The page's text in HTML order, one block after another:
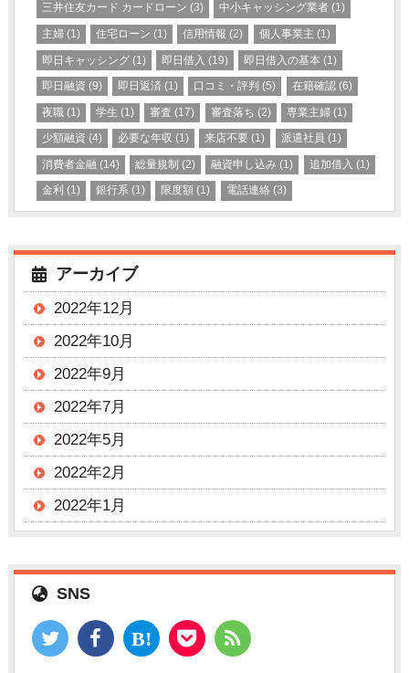
三井住友カード カードローン (3) 中小キャッシング業者 (1)
主婦 (1) 住宅ローン (1) 信用情報 (2) 個人事業主 (1)
即日キャッシング (1) 即日借入 (19) 即日借入の基本 (1)
即日融資 (9) 即日返済 (1) 口コミ・評判 (5) 在籍確認(6)
夜職 (1) 学生 (1) 審査 (17) 審査落ち (2) 専業主婦(1)
少額融資 (4) 必要な年収 (1) 来店不要 (1) 派遣社員 (1)
消費者金融 (14) 総量規制 (2) 融資申し込み (1) 追加借入 (1)
金利 (1) 銀行系 (1) 限度額 (1) 電話連絡(3)
アーカイブ
2022年12月
2022年10月
2022年9月
2022年7月
2022年5月
2022年2月
2022年1月
SNS